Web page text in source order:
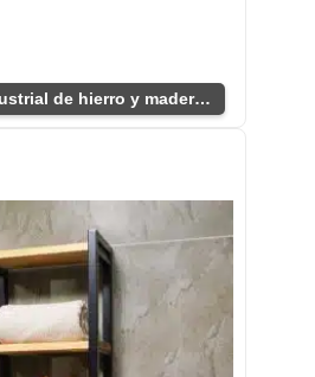
Estantería industrial de hierro y madera compacta